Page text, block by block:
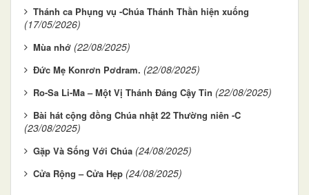
Thánh ca Phụng vụ -Chúa Thánh Thần hiện xuống
(17/05/2026)
Mùa nhớ (22/08/2025)
Đức Mẹ Konrơn Pơdram. (22/08/2025)
Ro-Sa Li-Ma – Một Vị Thánh Đáng Cậy Tin (22/08/2025)
Bài hát cộng đồng Chúa nhật 22 Thường niên -C
(23/08/2025)
Gặp Và Sống Với Chúa (24/08/2025)
Cửa Rộng – Cửa Hẹp (24/08/2025)